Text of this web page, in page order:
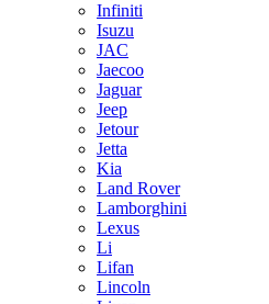
Infiniti
Isuzu
JAC
Jaecoo
Jaguar
Jeep
Jetour
Jetta
Kia
Land Rover
Lamborghini
Lexus
Li
Lifan
Lincoln